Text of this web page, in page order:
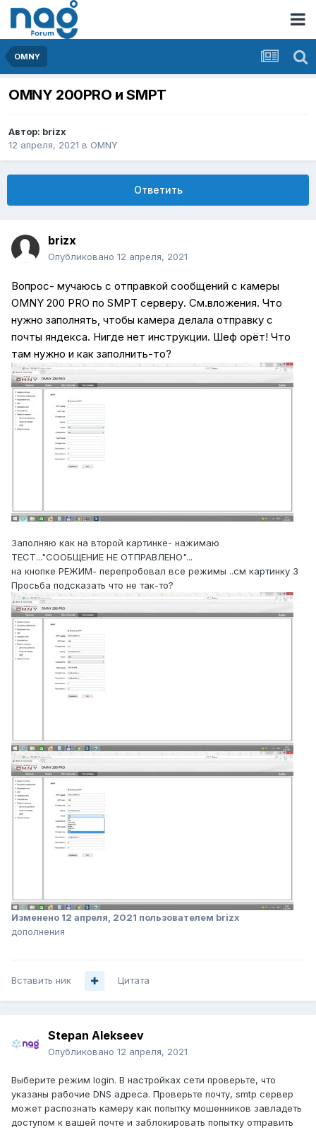
OMNY
OMNY 200PRO и SMPT
Автор: brizx
12 апреля, 2021 в OMNY
Ответить
brizx
Опубликовано 12 апреля, 2021
Вопрос- мучаюсь с отправкой сообщений с камеры
OMNY 200 PRO по SMPT серверу. См.вложения. Что
нужно заполнять, чтобы камера делала отправку с
почты яндекса. Нигде нет инструкции. Шеф орёт! Что
там нужно и как заполнить-то?
Заполняю как на второй картинке- нажимаю
ТЕСТ..."СООБЩЕНИЕ НЕ ОТПРАВЛЕНО"...
на кнопке РЕЖИМ- перепробовал все режимы ..см картинку 3
Просьба подсказать что не так-то?
Изменено 12 апреля, 2021 пользователем brizx
дополнения
Вставить ник Цитата
Stepan Alekseev
Опубликовано 12 апреля, 2021
Выберите режим login. В настройках сети проверьте, что
указаны рабочие DNS адреса. Проверьте почту, smtp сервер
может распознать камеру как попытку мошенников завладеть
доступом к вашей почте и заблокировать попытку отправить